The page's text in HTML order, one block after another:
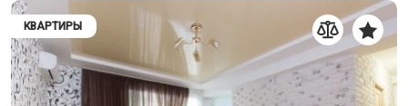
КВАРТИРЫ